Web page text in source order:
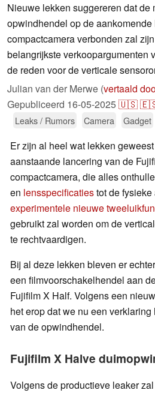
Nieuwe lekken suggereren dat de
opwindhendel op de
compactcamera verbonden zal
belangrijkste verkoopargumenten
de reden voor de verticale
Julian van der Merwe (vertaald
Gepubliceerd 16-05-2025🇺🇸
Leaks / Rumors Camera Gadget
Er zijn al heel wat lekken
aanstaande lancering van de
compactcamera, die alles
en lensspecificatiestot de
experimentele nieuwe
gebruikt zal worden om de
te rechtvaardigen.
Bij al deze lekken bleven er
een filmvoorschakelhendel aan
Fujifilm X Half. Volgens een
het erop dat we nu een
van de opwindhendel.
Fujifilm X Halve
Volgens de productieve leaker